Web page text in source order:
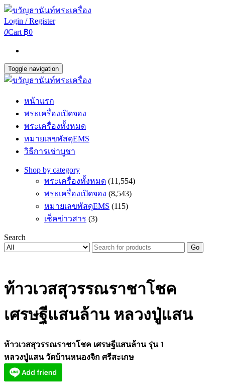
Login / Register
0Cart ฿0
Toggle navigation
หน้าแรก
พระเครื่องเปิดจอง
พระเครื่องทั้งหมด
หมายเลขพัสดุEMS
วิธีการเช่าบูชา
Shop by category
พระเครื่องทั้งหมด (11,554)
พระเครื่องเปิดจอง (8,543)
หมายเลขพัสดุEMS (115)
เช็คข่าวสาร (3)
Search
Go
ท้าวเวสสุวรรณราชาโชค
เศรษฐีแสนล้าน หลวงปู่แสน
ท้าวเวสสุวรรณราชาโชค เศรษฐีแสนล้าน รุ่น 1
หลวงปู่แสน วัดบ้านหนองจิก ศรีสะเกษ